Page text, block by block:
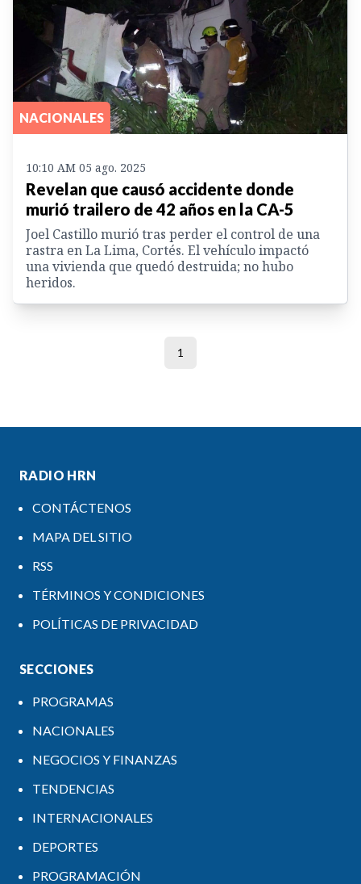
NACIONALES
10:10 AM 05 ago. 2025
Revelan que causó accidente donde
murió trailero de 42 años en la CA-5
Joel Castillo murió tras perder el control de una
rastra en La Lima, Cortés. El vehículo impactó
una vivienda que quedó destruida; no hubo
heridos.
1
RADIO HRN
CONTÁCTENOS
MAPA DEL SITIO
RSS
TÉRMINOS Y CONDICIONES
POLÍTICAS DE PRIVACIDAD
SECCIONES
PROGRAMAS
NACIONALES
NEGOCIOS Y FINANZAS
TENDENCIAS
INTERNACIONALES
DEPORTES
PROGRAMACIÓN